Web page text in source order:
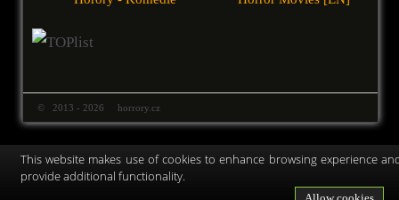
© 2013 - 2026 horrory.cz
This website makes use of cookies to enhance browsing experience
provide additional functionality.